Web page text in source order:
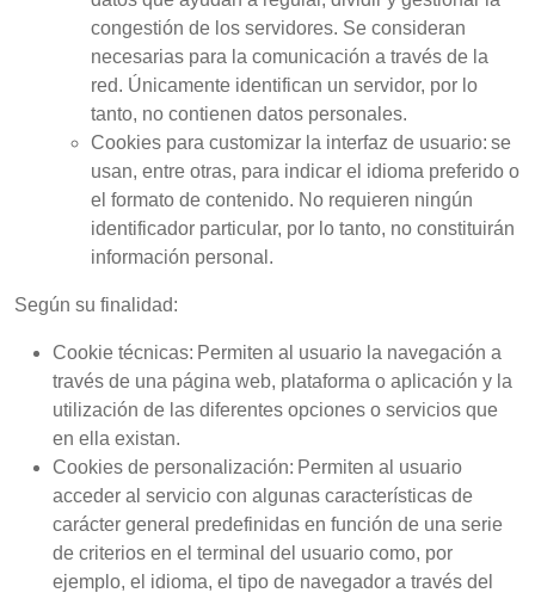
congestión de los servidores. Se consideran
necesarias para la comunicación a través de la
red. Únicamente identifican un servidor, por lo
tanto, no contienen datos personales.
Cookies para customizar la interfaz de usuario: se
usan, entre otras, para indicar el idioma preferido o
el formato de contenido. No requieren ningún
identificador particular, por lo tanto, no constituirán
información personal.
Según su finalidad:
Cookie técnicas: Permiten al usuario la navegación a
través de una página web, plataforma o aplicación y la
utilización de las diferentes opciones o servicios que
en ella existan.
Cookies de personalización: Permiten al usuario
acceder al servicio con algunas características de
carácter general predefinidas en función de una serie
de criterios en el terminal del usuario como, por
ejemplo, el idioma, el tipo de navegador a través del